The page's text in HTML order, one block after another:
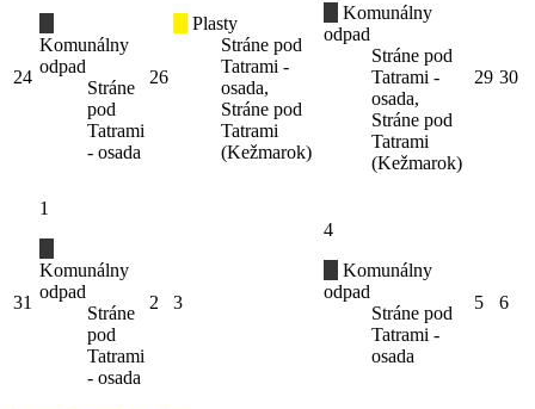
24
Komunálny
odpad
Stráne
pod
Tatrami
- osada
26
Plasty
Stráne pod
Tatrami -
osada,
Stráne pod
Tatrami
(Kežmarok)
Komunálny
odpad
Stráne pod
Tatrami -
osada,
Stráne pod
Tatrami
(Kežmarok)
29 30
31
1
Komunálny
odpad
Stráne
pod
Tatrami
- osada
2 3
4
Komunálny
odpad
Stráne pod
Tatrami -
osada
5 6